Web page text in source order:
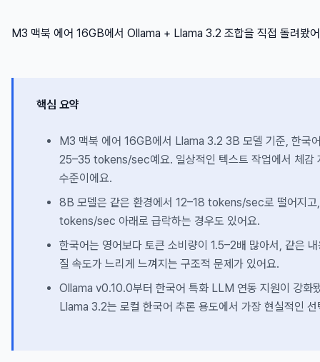
M3 맥북 에어 16GB에서 Ollama + Llama 3.2 조합을 직접 돌려봤
핵심 요약
M3 맥북 에어 16GB에서 Llama 3.2 3B 모델 기준, 한국
25–35 tokens/sec예요. 일상적인 텍스트 작업에서 체감
수준이에요.
8B 모델은 같은 환경에서 12–18 tokens/sec로 떨어지고
tokens/sec 아래로 급락하는 경우도 있어요.
한국어는 영어보다 토큰 소비량이 1.5–2배 많아서, 같은
질 속도가 느리게 느껴지는 구조적 문제가 있어요.
Ollama v0.10.0부터 한국어 특화 LLM 연동 지원이 강화
Llama 3.2는 로컬 한국어 추론 용도에서 가장 현실적인